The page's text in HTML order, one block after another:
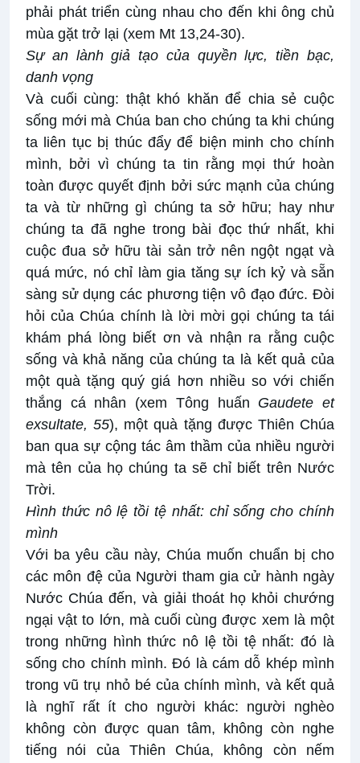
phải phát triển cùng nhau cho đến khi ông chủ
mùa gặt trở lại (xem Mt 13,24-30).
Sự an lành giả tạo của quyền lực, tiền bạc,
danh vọng
Và cuối cùng: thật khó khăn để chia sẻ cuộc
sống mới mà Chúa ban cho chúng ta khi chúng
ta liên tục bị thúc đẩy để biện minh cho chính
mình, bởi vì chúng ta tin rằng mọi thứ hoàn
toàn được quyết định bởi sức mạnh của chúng
ta và từ những gì chúng ta sở hữu; hay như
chúng ta đã nghe trong bài đọc thứ nhất, khi
cuộc đua sở hữu tài sản trở nên ngột ngạt và
quá mức, nó chỉ làm gia tăng sự ích kỷ và sẵn
sàng sử dụng các phương tiện vô đạo đức. Đòi
hỏi của Chúa chính là lời mời gọi chúng ta tái
khám phá lòng biết ơn và nhận ra rằng cuộc
sống và khả năng của chúng ta là kết quả của
một quà tặng quý giá hơn nhiều so với chiến
thắng cá nhân (xem Tông huấn Gaudete et
exsultate, 55), một quà tặng được Thiên Chúa
ban qua sự cộng tác âm thầm của nhiều người
mà tên của họ chúng ta sẽ chỉ biết trên Nước
Trời.
Hình thức nô lệ tồi tệ nhất: chỉ sống cho chính
mình
Với ba yêu cầu này, Chúa muốn chuẩn bị cho
các môn đệ của Người tham gia cử hành ngày
Nước Chúa đến, và giải thoát họ khỏi chướng
ngại vật to lớn, mà cuối cùng được xem là một
trong những hình thức nô lệ tồi tệ nhất: đó là
sống cho chính mình. Đó là cám dỗ khép mình
trong vũ trụ nhỏ bé của chính mình, và kết quả
là nghĩ rất ít cho người khác: người nghèo
không còn được quan tâm, không còn nghe
tiếng nói của Thiên Chúa, không còn nếm